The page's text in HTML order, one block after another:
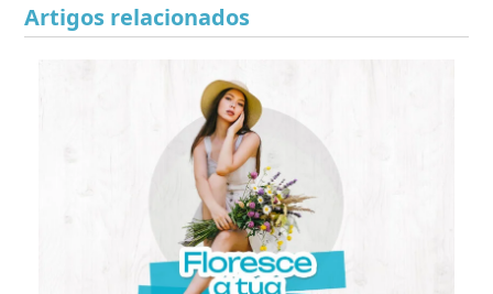
Artigos relacionados